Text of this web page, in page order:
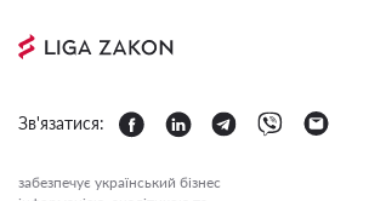
Зв'язатися:
забезпечує український бізнес